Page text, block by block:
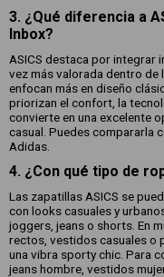
3. ¿Qué diferencia a
Inbox?
ASICS destaca por integrar
vez más valorada dentro de
enfocan más en diseño
priorizan el confort, la
convierte en una excelente
casual. Puedes compararla
Adidas.
4. ¿Con qué tipo de
Las zapatillas ASICS se
con looks casuales y
joggers, jeans o shorts. En
rectos, vestidos casuales o
una vibra sporty chic. Para
jeans hombre, vestidos